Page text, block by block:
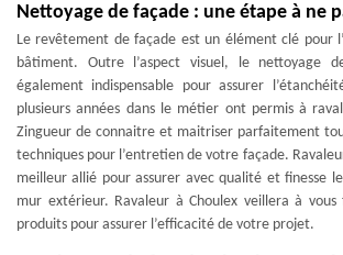
Nettoyage de façade : une étape à ne
Le revêtement de façade est un élément clé pour
bâtiment. Outre l’aspect visuel, le nettoyage
également indispensable pour assurer
plusieurs années dans le métier ont permis à
Zingueur de connaitre et maitriser parfaitement
techniques pour l’entretien de votre façade.
meilleur allié pour assurer avec qualité et finesse
mur extérieur. Ravaleur à Choulex veillera à
produits pour assurer l’efficacité de votre projet.